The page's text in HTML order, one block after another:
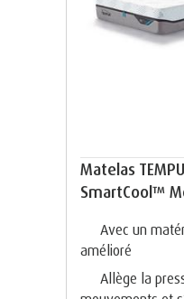
Matelas
SmartCool™
Avec un
amélioré
Allège la